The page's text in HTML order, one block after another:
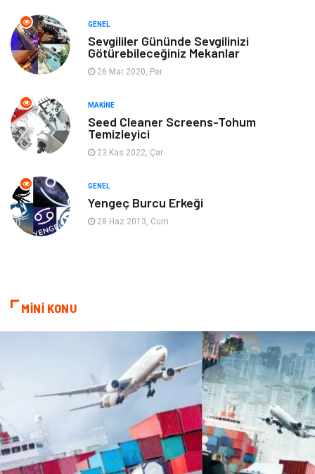
Anne & Çocuk Genel Kültür
Ev İşleri
Gençlik & Eğlence
Mobilya
Evlilik Rehberi
Astroloji Keyfinizi Kaçırmayın
Çadır
Yazı Tahtaları Pet Malzemeleri
GENEL
Sevgililer Gününde Sevgilinizi
Götürebileceğiniz Mekanlar
26 Mar 2020, Per
MAKINE
Seed Cleaner Screens-Tohum
Temizleyici
23 Kas 2022, Çar
GENEL
Yengeç Burcu Erkeği
28 Haz 2013, Cum
MİNİ KONU